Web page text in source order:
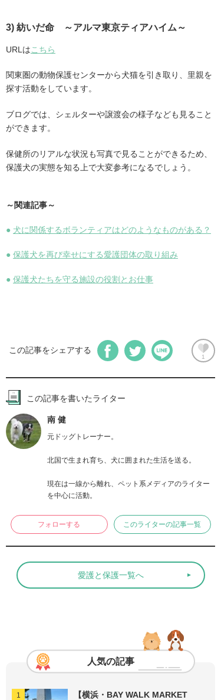
3) 紡いだ命 ～アルマ東京ティアハイム～
URLはこちら
関東圏の動物保護センターから犬猫を引き取り、里親を
探す活動をしています。
ブログでは、シェルターや譲渡会の様子なども見ること
ができます。
保健所のリアルな状況も写真で見ることができるため、
保護犬の実態を知る上で大変参考になるでしょう。
～関連記事～
● 犬に関係するボランティアはどのようなものがある？
● 保護犬を再び幸せにする愛護団体の取り組み
● 保護犬たちを守る施設の役割とお仕事
この記事をシェアする
1
この記事を書いたライター
南 健
元ドッグトレーナー。
北国で生まれ育ち、犬に囲まれた生活を送る。
現在は一線から離れ、ペット系メディアのライター
を中心に活動。
フォローする このライターの記事一覧
愛護と保護一覧へ
人気の記事
【横浜・BAY WALK MARKET